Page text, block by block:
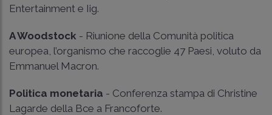
Entertainment e Iig.
A Woodstock - Riunione della Comunità politica
europea, l’organismo che raccoglie 47 Paesi, voluto da
Emmanuel Macron.
Politica monetaria - Conferenza stampa di Christine
Lagarde della Bce a Francoforte.